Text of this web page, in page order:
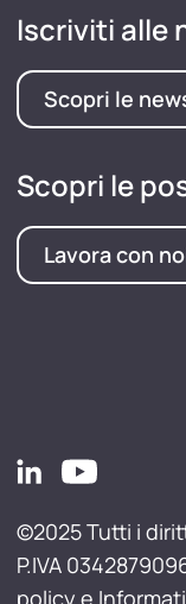
Iscriviti alle
Scopri le
Scopri le
Lavora con
©2025 Tutti i
P.IVA